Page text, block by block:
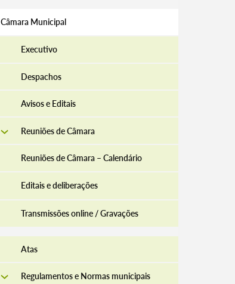
Câmara Municipal
Executivo
Despachos
Avisos e Editais
Reuniões de Câmara
Reuniões de Câmara – Calendário
Editais e deliberações
Transmissões online / Gravações
Atas
Regulamentos e Normas municipais